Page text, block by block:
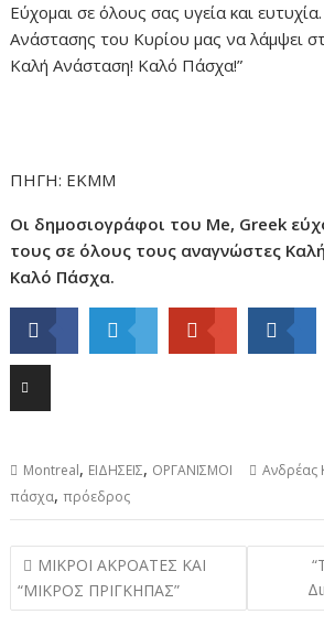
Εύχομαι σε όλους σας υγεία και
Ανάστασης του Κυρίου μας να λάμψει
Καλή Ανάσταση! Καλό Πάσχα!”
ΠΗΓΗ: ΕΚΜΜ
Οι δημοσιογράφοι του Me, Greek
τους σε όλους τους αναγνώστες
Καλό Πάσχα.
Montreal, ΕΙΔΗΣΕΙΣ, ΟΡΓΑΝΙΣΜΟΙ Ανδρέας
πάσχα,πρόεδρος
Post
navigation
ΜΙΚΡΟΙ ΑΚΡΟΑΤΕΣ ΚΑΙ
“ΜΙΚΡΟΣ ΠΡΙΓΚΗΠΑΣ”